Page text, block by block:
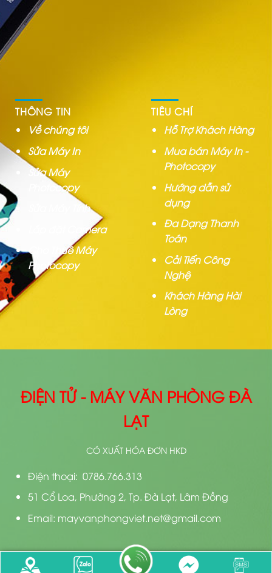
THÔNG TIN
Về chúng tôi
Sửa Máy In
Sửa Máy
Photocopy
Sửa Máy Tính
Lắp đặt Camera
Cho Thuê Máy
Photocopy
TIÊU CHÍ
Hỗ Trợ Khách Hàng
Mua bán Máy In -
Photocopy
Hướng dẫn sử
dụng
Đa Dạng Thanh
Toán
Cải Tiến Công
Nghệ
Khách Hàng Hài
Lòng
ĐIỆN TỬ - MÁY VĂN PHÒNG ĐÀ
LẠT
CÓ XUẤT HÓA ĐƠN HKD
Điện thoại: 0786.766.313
51 Cổ Loa, Phường 2, Tp. Đà Lạt, Lâm Đồng
Email: mayvanphongviet.net@gmail.com
Bản quyền 2026 © Thiết kế bởi Điện Tử Đà Lạt